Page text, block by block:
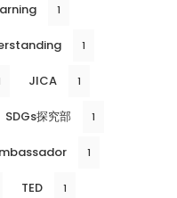
1
1
JICA 1
SDGs探究部 1
1
TED 1